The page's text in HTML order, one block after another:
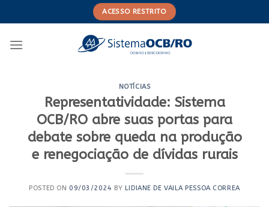
to
ACESSO RESTRITO
NOTÍCIAS
Representatividade: Sistema
OCB/RO abre suas portas para
debate sobre queda na produção
e renegociação de dívidas rurais
POSTED ON 09/03/2024 BY LIDIANE DE VAILA PESSOA CORREA